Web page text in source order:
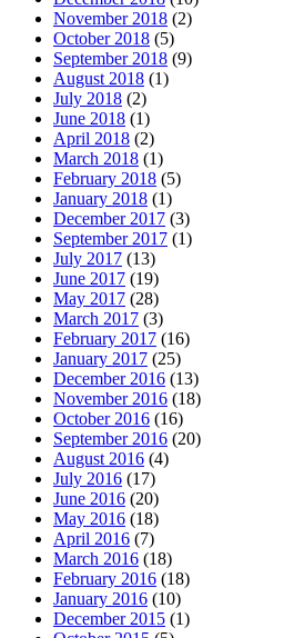
November 2018 (2)
October 2018 (5)
September 2018 (9)
August 2018 (1)
July 2018 (2)
June 2018 (1)
April 2018 (2)
March 2018 (1)
February 2018 (5)
January 2018 (1)
December 2017 (3)
September 2017 (1)
July 2017 (13)
June 2017 (19)
May 2017 (28)
March 2017 (3)
February 2017 (16)
January 2017 (25)
December 2016 (13)
November 2016 (18)
October 2016 (16)
September 2016 (20)
August 2016 (4)
July 2016 (17)
June 2016 (20)
May 2016 (18)
April 2016 (7)
March 2016 (18)
February 2016 (18)
January 2016 (10)
December 2015 (1)